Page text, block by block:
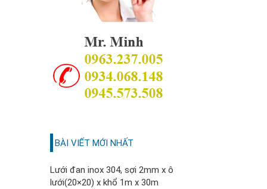
BÀI VIẾT MỚI NHẤT
Lưới đan inox 304, sợi 2mm x ô
lưới(20×20) x khổ 1m x 30m